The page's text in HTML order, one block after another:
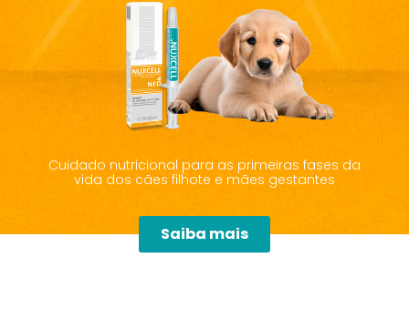
Cuidado nutricional para as primeiras fases da
vida dos cães filhote e mães gestantes
Saiba mais